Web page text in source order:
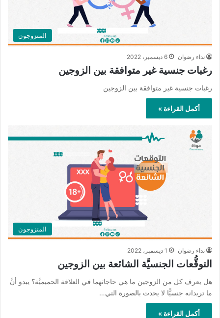
المتزوجون
نداء رضوان 6 ديسمبر، 2022
رغبات جنسية غير متوافقة بين الزوجين
رغبات جنسية غير متوافقة بين الزوجين
أكمل القراءة »
المتزوجون
نداء رضوان 1 ديسمبر، 2022
التوقُّعات الجنسيَّة الشائعة بين الزوجين
هل يعرف كل من الزوجين ما هي حاجاتهما في العلاقة الحميميَّة؟ يبدو أنَّ
ما تريدانه جنسيًّا لا يحدث بالصورة التي…
أكمل القراءة »